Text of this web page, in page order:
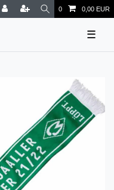
0 0,00 EUR
☰